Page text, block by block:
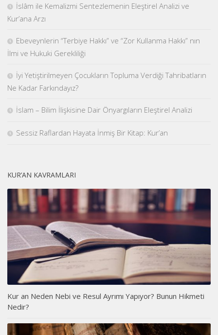
İslâm ile Kemalizmi Sentezlemenin Eleştirel Analizi ve
Kur’ana Arzı
Ebeveynlerin “Terbiye Hakkı” ve “Zor Kullanma Hakkı” nın
İlmi ve Hukuki Gerekliliği
İyi Yetiştirilmeyen Çocukların Topluma Verdiği Tahribatların
Ne Kadar Farkındayız?
İslam – Bilim İlişkisine Dair Önyargıların Eleştirel Analizi
Sessiz Raflardan Hayata İnmiş Bir Kitap: Kur’an
KUR’AN KAVRAMLARI
Kur an Neden Nebi ve Resul Ayrımı Yapıyor? Bunun Hikmeti
Nedir?